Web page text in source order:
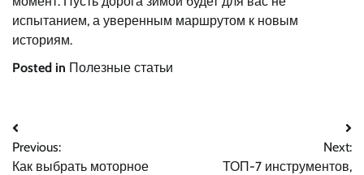
испытанием, а уверенным маршрутом к новым
историям.
Posted in Полезные статьи
Навигация
по
Previous:
Как выбрать моторное
Next:
ТОП-7 инструментов,